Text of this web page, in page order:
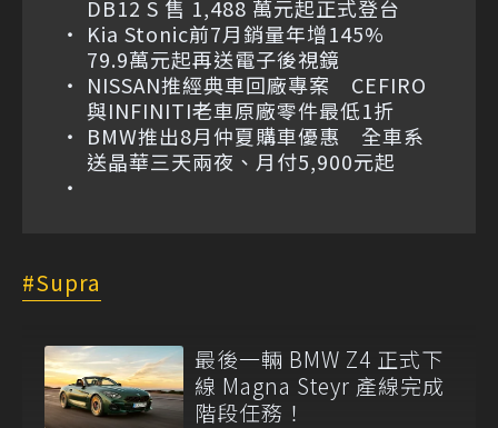
DB12 S 售 1,488 萬元起正式登台
Kia Stonic前7月銷量年增145%
79.9萬元起再送電子後視鏡
NISSAN推經典車回廠專案 CEFIRO
與INFINITI老車原廠零件最低1折
BMW推出8月仲夏購車優惠 全車系
送晶華三天兩夜、月付5,900元起
Supra
最後一輛 BMW Z4 正式下
線 Magna Steyr 產線完成
階段任務！